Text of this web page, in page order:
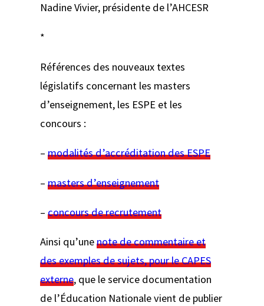
Nadine Vivier, présidente de l’AHCESR
*
Références des nouveaux textes
législatifs concernant les masters
d’enseignement, les ESPE et les
concours :
– modalités d’accréditation des ESPE
– masters d’enseignement
– concours de recrutement
Ainsi qu’unenote de commentaire et
des exemples de sujets, pour le CAPES
externe, que le service documentation
de l’Éducation Nationale vient de publier